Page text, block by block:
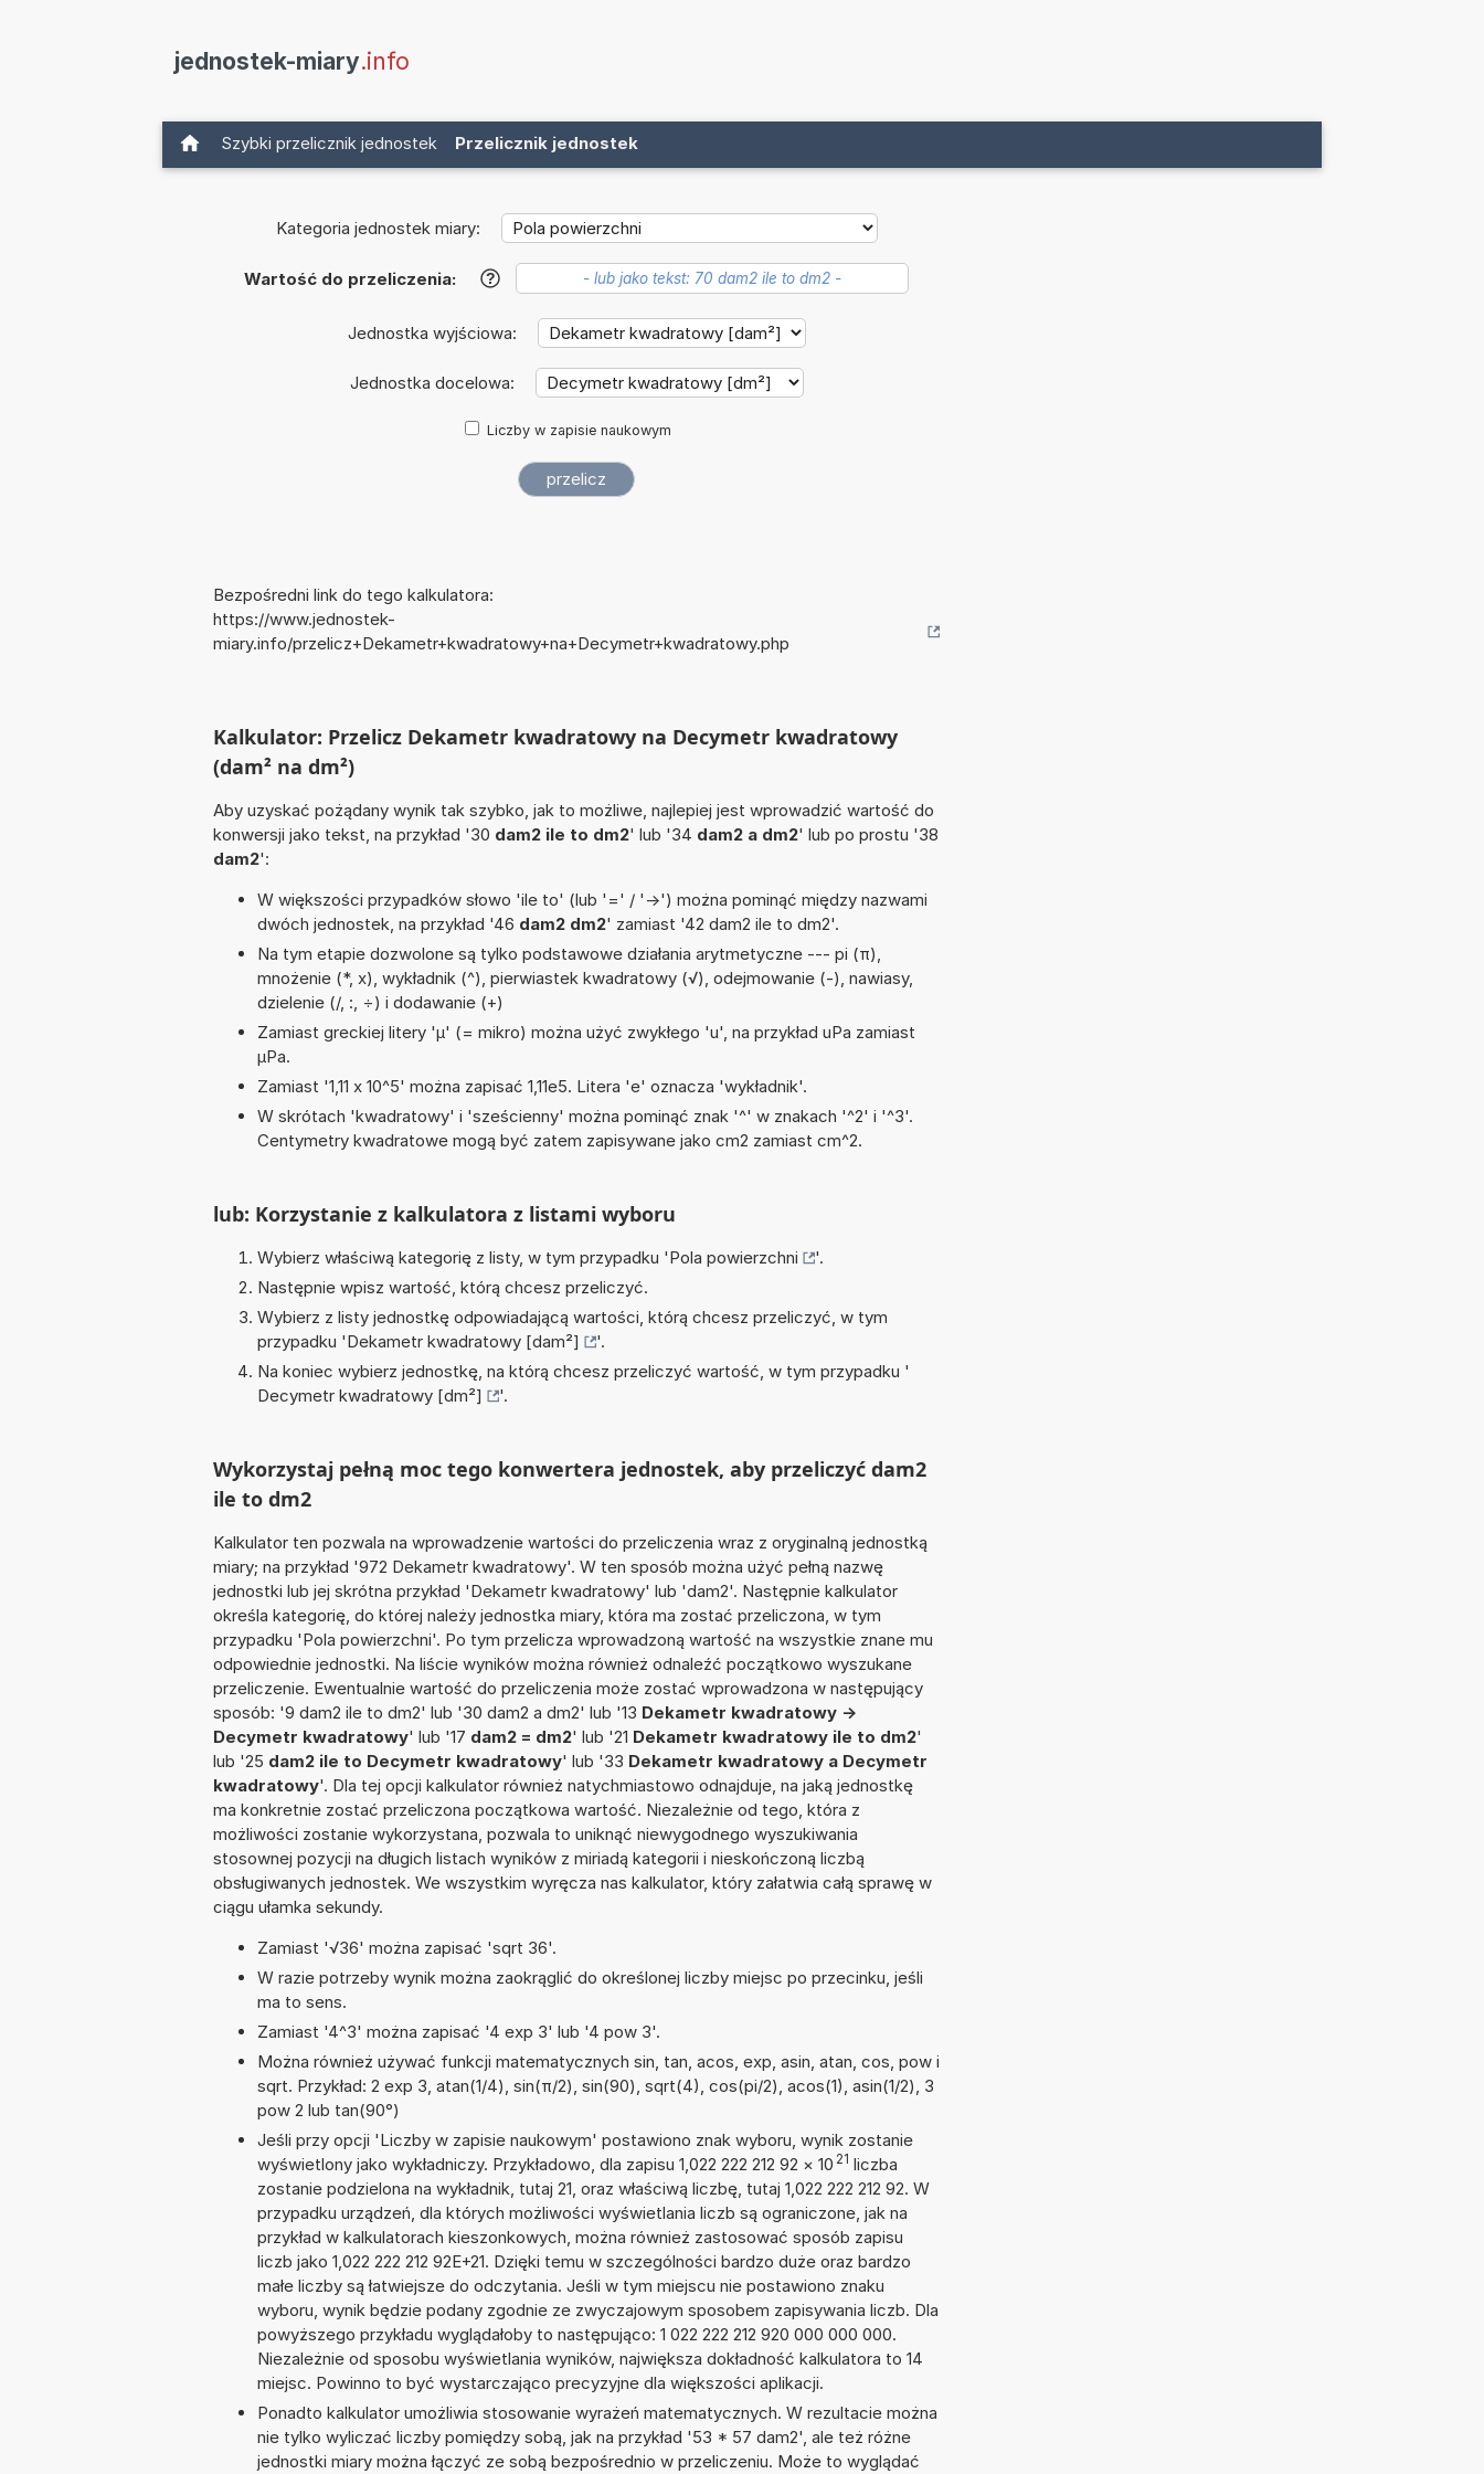
jednostek-miary.info
Szybki przelicznik jednostek Przelicznik jednostek
Kategoria jednostek miary:
Wartość do przeliczenia: ?
Jednostka wyjściowa:
Jednostka docelowa:
Liczby w zapisie naukowym
Bezpośredni link do tego kalkulatora:
https://www.jednostek-
miary.info/przelicz+Dekametr+kwadratowy+na+Decymetr+kwadratowy.php
Kalkulator: Przelicz Dekametr kwadratowy na Decymetr kwadratowy
(dam² na dm²)
Aby uzyskać pożądany wynik tak szybko, jak to możliwe, najlepiej jest wprowadzić wartość do
konwersji jako tekst, na przykład '30 dam2 ile to dm2' lub '34 dam2 a dm2' lub po prostu '38
dam2':
W większości przypadków słowo 'ile to' (lub '=' / '->') można pominąć między nazwami
dwóch jednostek, na przykład '46 dam2 dm2' zamiast '42 dam2 ile to dm2'.
Na tym etapie dozwolone są tylko podstawowe działania arytmetyczne --- pi (π),
mnożenie (*, x), wykładnik (^), pierwiastek kwadratowy (√), odejmowanie (-), nawiasy,
dzielenie (/, :, ÷) i dodawanie (+)
Zamiast greckiej litery 'µ' (= mikro) można użyć zwykłego 'u', na przykład uPa zamiast
µPa.
Zamiast '1,11 x 10^5' można zapisać 1,11e5. Litera 'e' oznacza 'wykładnik'.
W skrótach 'kwadratowy' i 'sześcienny' można pominąć znak '^' w znakach '^2' i '^3'.
Centymetry kwadratowe mogą być zatem zapisywane jako cm2 zamiast cm^2.
lub: Korzystanie z kalkulatora z listami wyboru
Wybierz właściwą kategorię z listy, w tym przypadku 'Pola powierzchni
'.
Następnie wpisz wartość, którą chcesz przeliczyć.
Wybierz z listy jednostkę odpowiadającą wartości, którą chcesz przeliczyć, w tym
przypadku 'Dekametr kwadratowy [dam²]
'.
Na koniec wybierz jednostkę, na którą chcesz przeliczyć wartość, w tym przypadku '
Decymetr kwadratowy [dm²]
'.
Wykorzystaj pełną moc tego konwertera jednostek, aby przeliczyć dam2
ile to dm2
Kalkulator ten pozwala na wprowadzenie wartości do przeliczenia wraz z oryginalną jednostką
miary; na przykład '972 Dekametr kwadratowy'. W ten sposób można użyć pełną nazwę
jednostki lub jej skrótna przykład 'Dekametr kwadratowy' lub 'dam2'. Następnie kalkulator
określa kategorię, do której należy jednostka miary, która ma zostać przeliczona, w tym
przypadku 'Pola powierzchni'. Po tym przelicza wprowadzoną wartość na wszystkie znane mu
odpowiednie jednostki. Na liście wyników można również odnaleźć początkowo wyszukane
przeliczenie. Ewentualnie wartość do przeliczenia może zostać wprowadzona w następujący
sposób: '9 dam2 ile to dm2' lub '30 dam2 a dm2' lub '13 Dekametr kwadratowy ->
Decymetr kwadratowy' lub '17 dam2 = dm2' lub '21 Dekametr kwadratowy ile to dm2'
lub '25 dam2 ile to Decymetr kwadratowy' lub '33 Dekametr kwadratowy a Decymetr
kwadratowy'. Dla tej opcji kalkulator również natychmiastowo odnajduje, na jaką jednostkę
ma konkretnie zostać przeliczona początkowa wartość. Niezależnie od tego, która z
możliwości zostanie wykorzystana, pozwala to uniknąć niewygodnego wyszukiwania
stosownej pozycji na długich listach wyników z miriadą kategorii i nieskończoną liczbą
obsługiwanych jednostek. We wszystkim wyręcza nas kalkulator, który załatwia całą sprawę w
ciągu ułamka sekundy.
Zamiast '√36' można zapisać 'sqrt 36'.
W razie potrzeby wynik można zaokrąglić do określonej liczby miejsc po przecinku, jeśli
ma to sens.
Zamiast '4^3' można zapisać '4 exp 3' lub '4 pow 3'.
Można również używać funkcji matematycznych sin, tan, acos, exp, asin, atan, cos, pow i
sqrt. Przykład: 2 exp 3, atan(1/4), sin(π/2), sin(90), sqrt(4), cos(pi/2), acos(1), asin(1/2), 3
pow 2 lub tan(90°)
Jeśli przy opcji 'Liczby w zapisie naukowym' postawiono znak wyboru, wynik zostanie
wyświetlony jako wykładniczy. Przykładowo, dla zapisu 1,022 222 212 92 × 10 21 liczba
zostanie podzielona na wykładnik, tutaj 21, oraz właściwą liczbę, tutaj 1,022 222 212 92. W
przypadku urządzeń, dla których możliwości wyświetlania liczb są ograniczone, jak na
przykład w kalkulatorach kieszonkowych, można również zastosować sposób zapisu
liczb jako 1,022 222 212 92E+21. Dzięki temu w szczególności bardzo duże oraz bardzo
małe liczby są łatwiejsze do odczytania. Jeśli w tym miejscu nie postawiono znaku
wyboru, wynik będzie podany zgodnie ze zwyczajowym sposobem zapisywania liczb. Dla
powyższego przykładu wyglądałoby to następująco: 1 022 222 212 920 000 000 000.
Niezależnie od sposobu wyświetlania wyników, największa dokładność kalkulatora to 14
miejsc. Powinno to być wystarczająco precyzyjne dla większości aplikacji.
Ponadto kalkulator umożliwia stosowanie wyrażeń matematycznych. W rezultacie można
nie tylko wyliczać liczby pomiędzy sobą, jak na przykład '53 * 57 dam2', ale też różne
jednostki miary można łączyć ze sobą bezpośrednio w przeliczeniu. Może to wyglądać